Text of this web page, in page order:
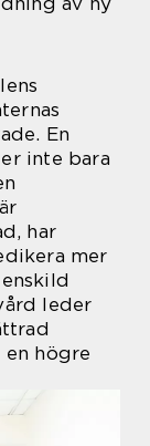
En
inte bara
har
mer
leder
högre